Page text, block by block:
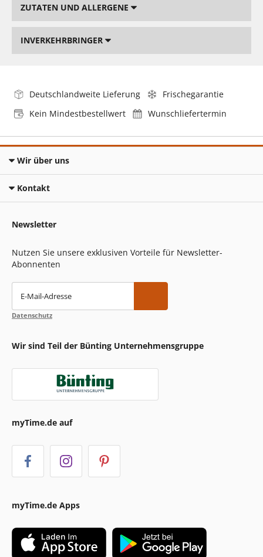
ZUTATEN UND ALLERGENE
INVERKEHRBRINGER
Deutschlandweite Lieferung
Frischegarantie
Kein Mindestbestellwert
Wunschliefertermin
Wir über uns
Kontakt
Newsletter
Nutzen Sie unsere exklusiven Vorteile für Newsletter-
Abonnenten
E-Mail-Adresse
Datenschutz
Wir sind Teil der Bünting Unternehmensgruppe
myTime.de auf
myTime.de Apps